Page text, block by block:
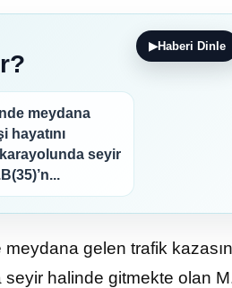
▶Haberi Dinle
meydana
hayatını
seyir
meydana gelen trafik
halinde gitmekte olan